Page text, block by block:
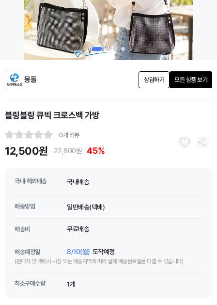
몽돌 상담하기 모든 상품 보기
블링블링 큐빅 크로스백 가방
0개 리뷰
12,500원 22,800원 45%
국내·해외배송 국내배송
배송방법 일반배송(택배)
배송비 무료배송
배송예정일 8/10(월) 도착예정
(판매자 및 택배사 사정 또는 배송지역에 따라 실제 배송완료일은 다를 수 있습니다)
최소구매수량 1개